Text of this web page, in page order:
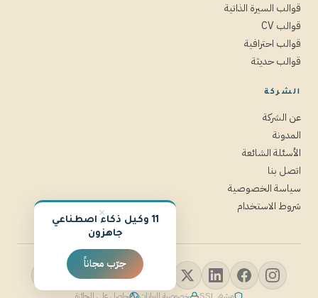
قوالب السيرة الذاتية
قوالب CV
قوالب احترافية
قوالب حديثة
الشركة
عن الشركة
المدونة
الأسئلة الشائعة
اتصل بنا
سياسة الخصوصية
شروط الاستخدام
×
11 وكيل ذكاء اصطناعي
جاهزون
جرّب مجاناً